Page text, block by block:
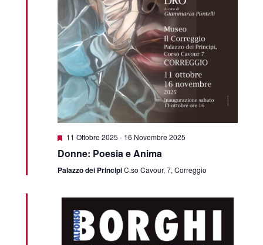
Featured
11 Ottobre 2025 - 16 Novembre 2025
Donne: Poesia e Anima
Palazzo dei PrincipiC.so Cavour, 7, Correggio